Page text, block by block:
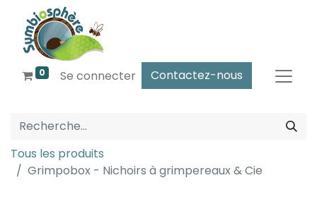
0 Se connecter Contactez-nous
Tous les produits
Grimpobox - Nichoirs à grimpereaux & Cie